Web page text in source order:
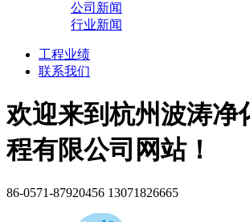
公司新闻
行业新闻
工程业绩
联系我们
欢迎来到杭州波涛净
程有限公司网站！
86-0571-87920456 13071826665